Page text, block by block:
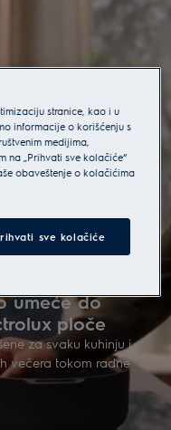
umeće do
ploče
za svaku kuhinju i
večera tokom radne
stranice, kao i u
informacije o korišćenju s
medijima,
na „Prihvati sve kolačiće“
obaveštenje o kolačićima
sve kolačiće